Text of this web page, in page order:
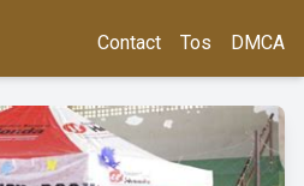
Contact Tos DMCA